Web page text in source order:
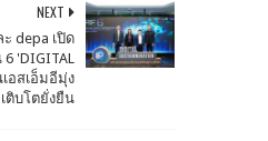
NEXT
depa เปิด
'DIGITAL
อสเอ็มอีมุ่ง
ติบโตยั่งยืน